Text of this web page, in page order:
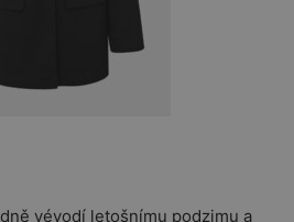
vévodí letošnímu podzimu a